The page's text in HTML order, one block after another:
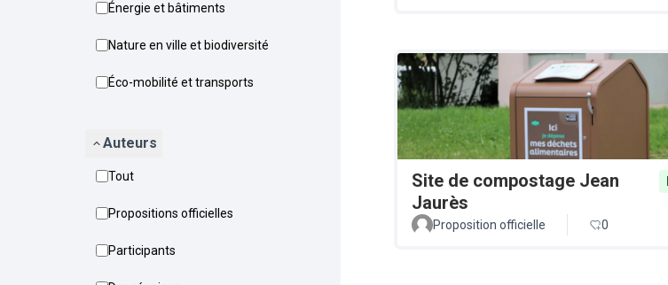
Énergie et bâtiments
Nature en ville et biodiversité
Éco-mobilité et transports
Auteurs
Tout
Propositions officielles
Participants
Site de compostage Jean
Jaurès
Proposition officielle 0